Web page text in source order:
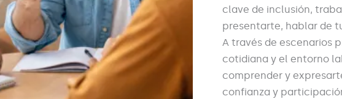
clave de inclusión,
presentarte, hablar de
A través de escenarios
cotidiana y el entorno
comprender y
confianza y